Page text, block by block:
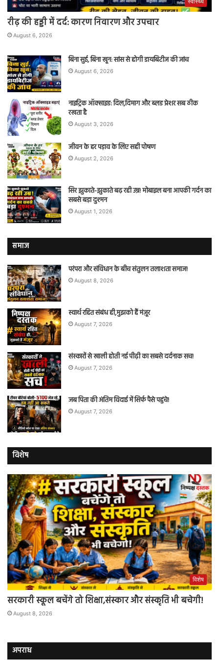
रीढ़ की हड्डी में दर्द: कारण निवारण और उपचार
August 6, 2026
बिना सुई, बिना खून: सांस से होगी डायबिटीज की जांच
August 6, 2026
नाइट्रिक ऑक्साइड: दिल,दिमाग और ब्लड प्रेशर सब ठीक
रखता है
August 3, 2026
जीवन के हर पड़ाव के लिए सही पोषण
August 2, 2026
सिर झुकाते-झुकाते बढ़ रही उम्र! मोबाइल बना आपकी गर्दन का
सबसे बड़ा दुश्मन
August 1, 2026
समाज
परंपरा और संविधान के बीच संतुलन तलाशता समाज!
August 8, 2026
स्वार्थ रहित संबंध ही,मुझको हैं मंज़ूर
August 7, 2026
संस्कारों से खाली होती नई पीढ़ी का सबसे दर्दनाक सच!
August 7, 2026
जब पिता की अंतिम विदाई में सिर्फ पैसे पहुंचे!
August 7, 2026
विशेष
विशेष
सरकारी स्कूल बचेंगे तो शिक्षा,संस्कार और संस्कृति भी बचेगी!
August 8, 2026
अपराध